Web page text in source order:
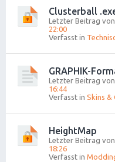
Clusterball
Letzter Beitrag von
22:00
Verfasst in
GRAPHIK-
Letzter Beitrag von
16:44
Verfasst in Skins &
HeightMap
Letzter Beitrag von
18:26
Verfasst in